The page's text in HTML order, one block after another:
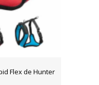
Flex de Hunter